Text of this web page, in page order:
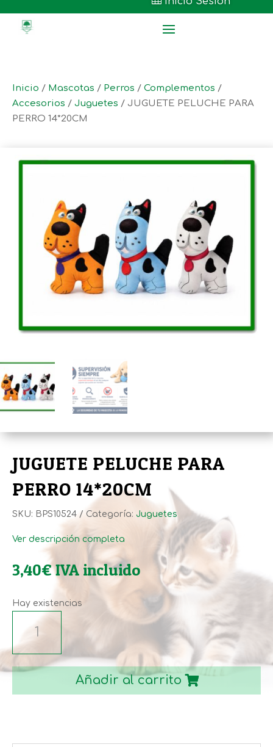
Inicio / Mascotas / Perros / Complementos /
Accesorios / Juguetes / JUGUETE PELUCHE PARA
PERRO 14*20CM
JUGUETE PELUCHE PARA
PERRO 14*20CM
SKU: BPS10524 Categoría: Juguetes
Ver descripción completa
3,40€IVA incluido
Hay existencias
JUGUETE
PARA
cantidad
Añadir al carrito